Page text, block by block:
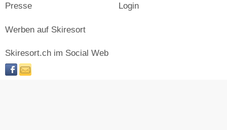
Presse Login
Werben auf Skiresort
Skiresort.ch im Social Web
facebooknewsletter